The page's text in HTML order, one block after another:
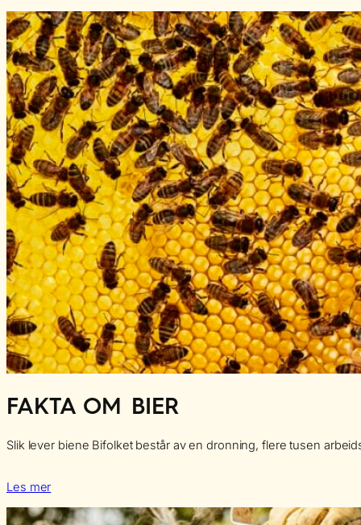
FAKTA OM BIER
Slik lever biene Bifolket består av en dronning, flere tusen
Les mer